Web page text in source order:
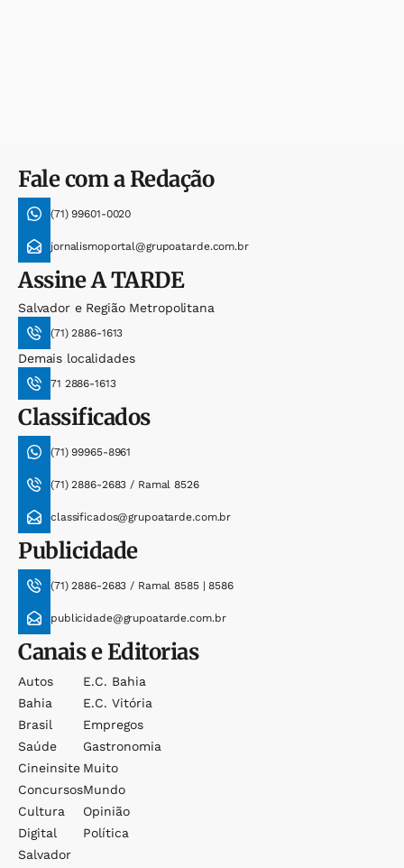
Fale com a Redação
(71) 99601-0020
jornalismoportal@grupoatarde.com.br
AssineA TARDE
Salvador e Região Metropolitana
(71) 2886-1613
Demais localidades
71 2886-1613
Classificados
(71) 99965-8961
(71) 2886-2683 / Ramal 8526
classificados@grupoatarde.com.br
Publicidade
(71) 2886-2683 / Ramal 8585 | 8586
publicidade@grupoatarde.com.br
Canais e Editorias
Autos
Bahia
Brasil
Saúde
Cineinsite
Concursos
Cultura
Digital
Salvador
E.c. Bahia
E.c. Vitória
Empregos
Gastronomia
Muito
Mundo
Opinião
Política